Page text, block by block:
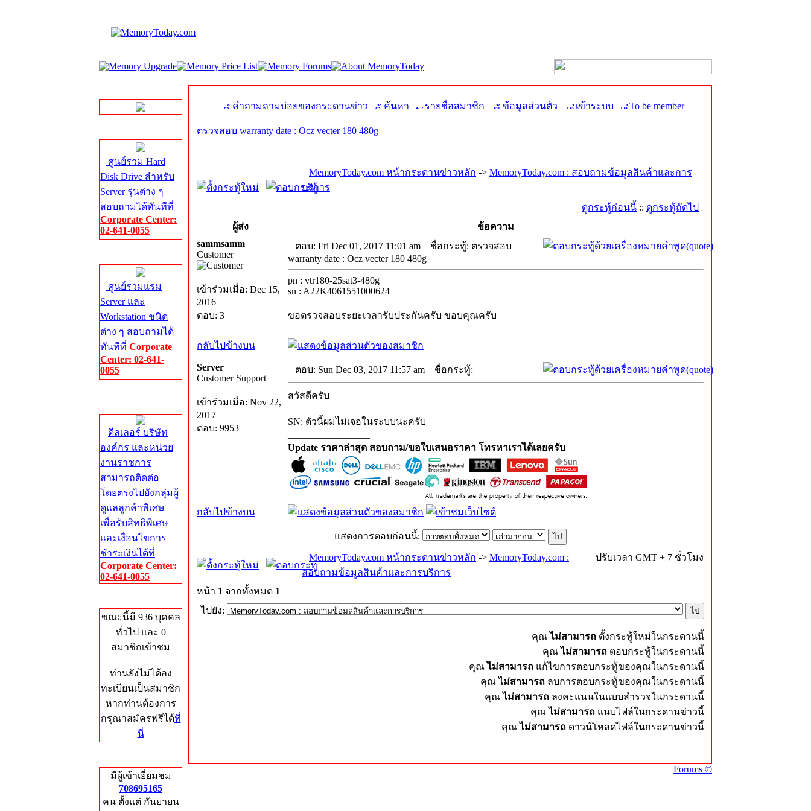
ศูนย์รวม Hard
Disk Drive สำหรับ
Server รุ่นต่าง ๆ
สอบถามได้ทันทีที่
Corporate Center:
02-641-0055
ศูนย์รวมแรม
Server และ
Workstation ชนิด
ต่าง ๆ สอบถามได้
ทันทีที่ Corporate
Center: 02-641-
0055
ดีลเลอร์ บริษัท
องค์กร และหน่วย
งานราชการ
สามารถติดต่อ
โดยตรงไปยังกลุ่มผู้
ดูแลลูกค้าพิเศษ
เพื่อรับสิทธิพิเศษ
และเงื่อนไขการ
ชำระเงินได้ที่
Corporate Center:
02-641-0055
ขณะนี้มี 936 บุคคล
ทั่วไป และ 0
สมาชิกเข้าชม
ท่านยังไม่ได้ลง
ทะเบียนเป็นสมาชิก
หากท่านต้องการ
กรุณาสมัครฟรีได้ที่
นี่
มีผู้เข้าเยี่ยมชม
708695165
คน ตั้งแต่ กันยายน
คำถามถามบ่อยของกระดานข่าว ค้นหา รายชื่อสมาชิก ข้อมูลส่วนตัว เข้าระบบ To be member
ตรวจสอบ warranty date : Ocz vecter 180 480g
MemoryToday.com หน้ากระดานข่าวหลัก -> MemoryToday.com : สอบถามข้อมูลสินค้าและการ
บริการ
ดูกระทู้ก่อนนี้ :: ดูกระทู้ถัดไป
ผู้ส่ง
ข้อความ
sammsamm
Customer
เข้าร่วมเมื่อ: Dec 15,
2016
ตอบ: 3
ตอบ: Fri Dec 01, 2017 11:01 am
ชื่อกระทู้: ตรวจสอบ
warranty date : Ocz vecter 180 480g
pn : vtr180-25sat3-480g
sn : A22K4061551000624
ขอตรวจสอบระยะเวลารับประกันครับ ขอบคุณครับ
กลับไปข้างบน
Server
Customer Support
เข้าร่วมเมื่อ: Nov 22,
2017
ตอบ: 9953
ตอบ: Sun Dec 03, 2017 11:57 am ชื่อกระทู้:
สวัสดีครับ
SN: ตัวนี้ผมไม่เจอในระบบนะครับ
Update ราคาล่าสุด สอบถาม/ขอใบเสนอราคา โทรหาเราได้เลยครับ
กลับไปข้างบน
แสดงการตอบก่อนนี้:
MemoryToday.com หน้ากระดานข่าวหลัก -> MemoryToday.com :
สอบถามข้อมูลสินค้าและการบริการ
ปรับเวลา GMT + 7 ชั่วโมง
หน้า 1 จากทั้งหมด 1
ไปยัง:
คุณไม่สามารถ ตั้งกระทู้ใหม่ในกระดานนี้
คุณไม่สามารถ ตอบกระทู้ในกระดานนี้
คุณไม่สามารถ แก้ไขการตอบกระทู้ของคุณในกระดานนี้
คุณไม่สามารถ ลบการตอบกระทู้ของคุณในกระดานนี้
คุณไม่สามารถ ลงคะแนนในแบบสำรวจในกระดานนี้
คุณไม่สามารถ แนบไฟล์ในกระดานข่าวนี้
คุณไม่สามารถ ดาวน์โหลดไฟล์ในกระดานข่าวนี้
Forums ©